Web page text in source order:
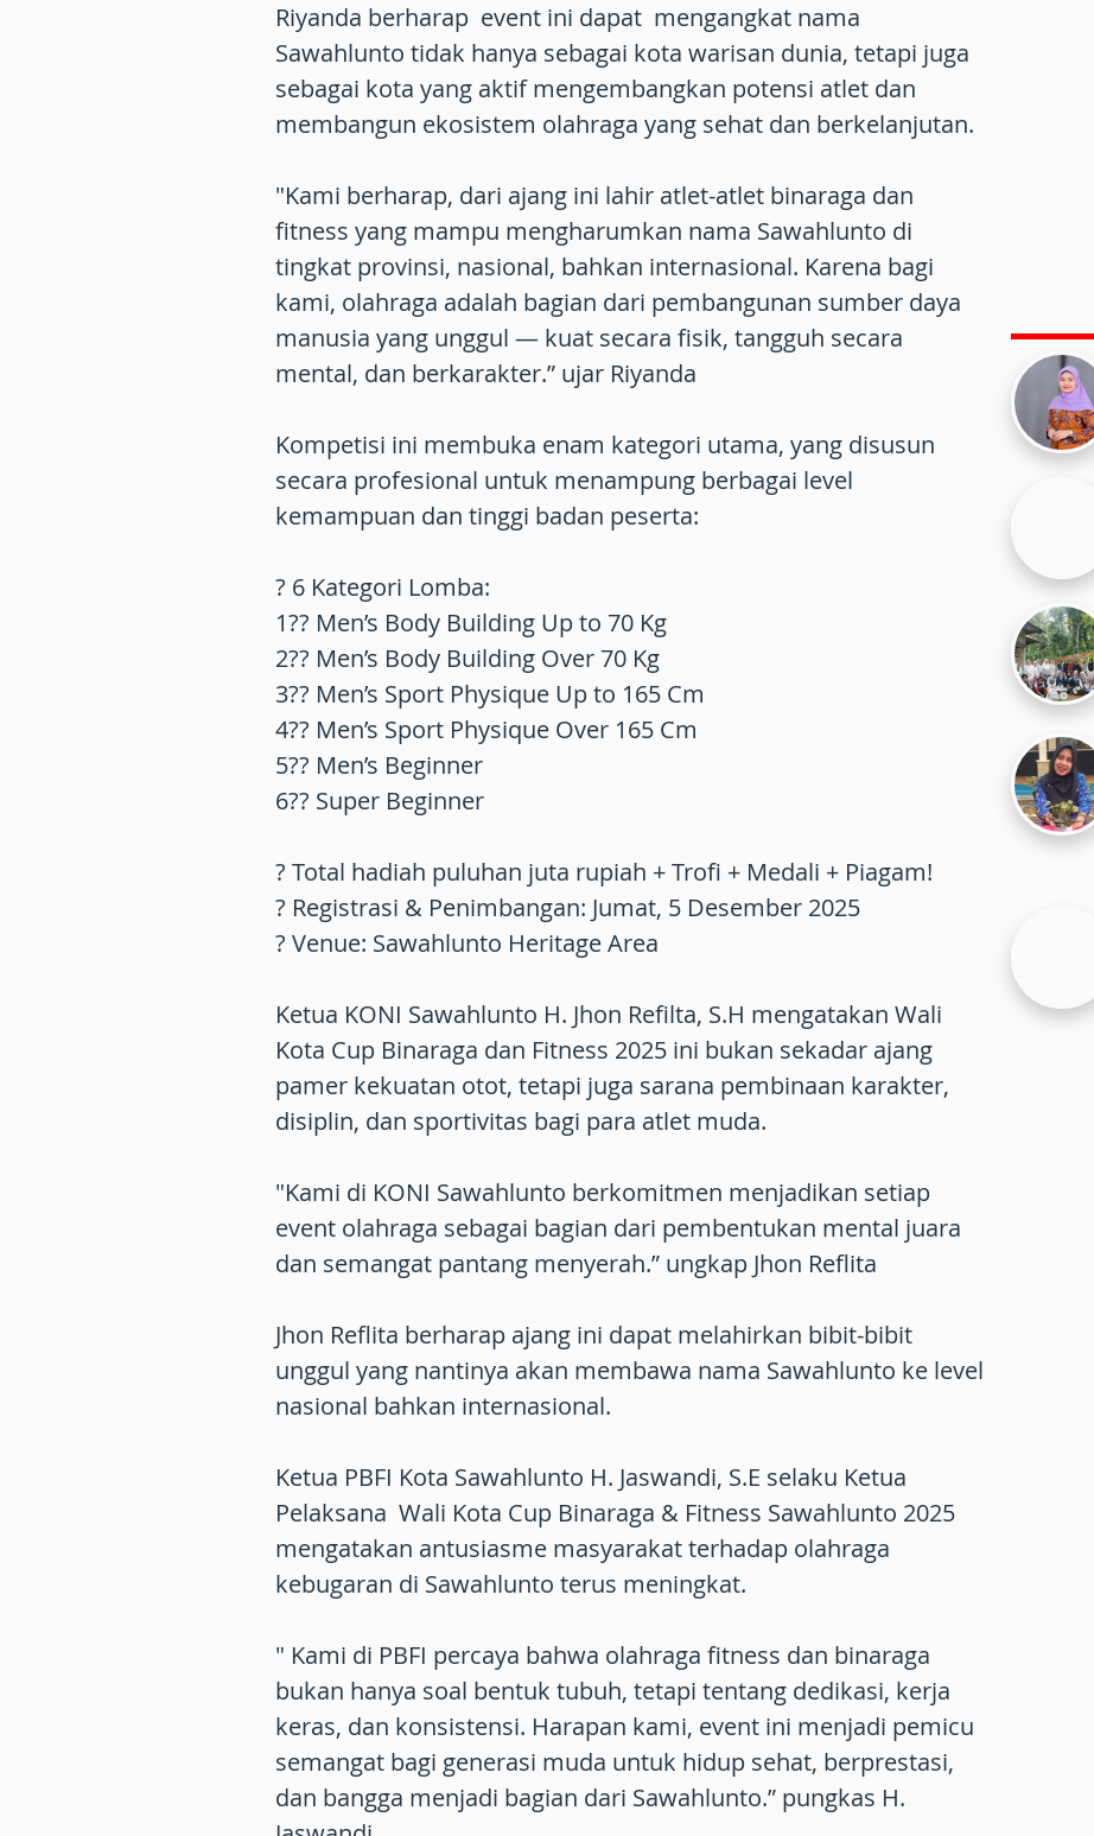
Riyanda berharap event ini dapat mengangkat nama
Sawahlunto tidak hanya sebagai kota warisan dunia, tetapi juga
sebagai kota yang aktif mengembangkan potensi atlet dan
membangun ekosistem olahraga yang sehat dan berkelanjutan.
"Kami berharap, dari ajang ini lahir atlet-atlet binaraga dan
fitness yang mampu mengharumkan nama Sawahlunto di
tingkat provinsi, nasional, bahkan internasional. Karena bagi
kami, olahraga adalah bagian dari pembangunan sumber daya
manusia yang unggul — kuat secara fisik, tangguh secara
mental, dan berkarakter.” ujar Riyanda
Kompetisi ini membuka enam kategori utama, yang disusun
secara profesional untuk menampung berbagai level
kemampuan dan tinggi badan peserta:
? 6 Kategori Lomba:
1?? Men’s Body Building Up to 70 Kg
2?? Men’s Body Building Over 70 Kg
3?? Men’s Sport Physique Up to 165 Cm
4?? Men’s Sport Physique Over 165 Cm
5?? Men’s Beginner
6?? Super Beginner
? Total hadiah puluhan juta rupiah + Trofi + Medali + Piagam!
? Registrasi & Penimbangan: Jumat, 5 Desember 2025
? Venue: Sawahlunto Heritage Area
Ketua KONI Sawahlunto H. Jhon Refilta, S.H mengatakan Wali
Kota Cup Binaraga dan Fitness 2025 ini bukan sekadar ajang
pamer kekuatan otot, tetapi juga sarana pembinaan karakter,
disiplin, dan sportivitas bagi para atlet muda.
"Kami di KONI Sawahlunto berkomitmen menjadikan setiap
event olahraga sebagai bagian dari pembentukan mental juara
dan semangat pantang menyerah.” ungkap Jhon Reflita
Jhon Reflita berharap ajang ini dapat melahirkan bibit-bibit
unggul yang nantinya akan membawa nama Sawahlunto ke level
nasional bahkan internasional.
Ketua PBFI Kota Sawahlunto H. Jaswandi, S.E selaku Ketua
Pelaksana Wali Kota Cup Binaraga & Fitness Sawahlunto 2025
mengatakan antusiasme masyarakat terhadap olahraga
kebugaran di Sawahlunto terus meningkat.
" Kami di PBFI percaya bahwa olahraga fitness dan binaraga
bukan hanya soal bentuk tubuh, tetapi tentang dedikasi, kerja
keras, dan konsistensi. Harapan kami, event ini menjadi pemicu
semangat bagi generasi muda untuk hidup sehat, berprestasi,
dan bangga menjadi bagian dari Sawahlunto.” pungkas H.